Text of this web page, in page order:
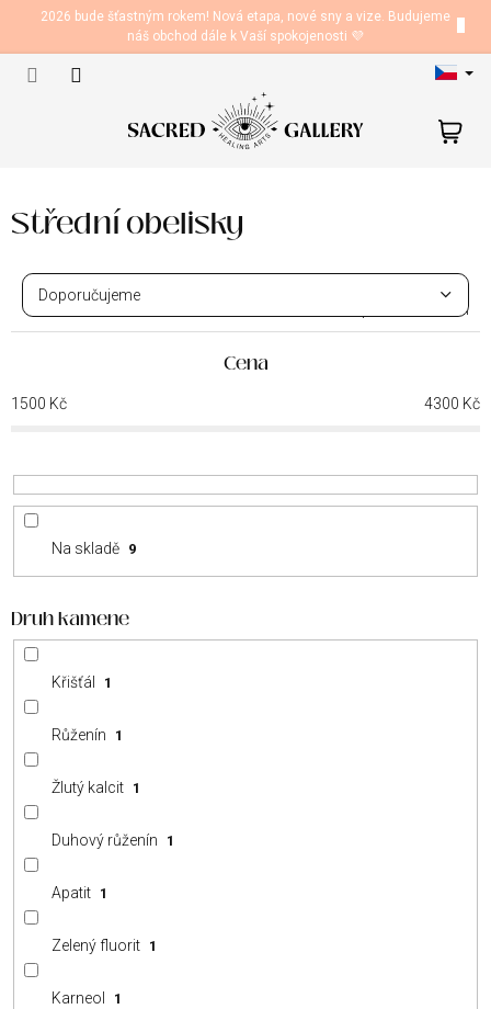
obsah
2026 bude šťastným rokem! Nová etapa, nové sny a vize. Budujeme
náš obchod dále k Vaší spokojenosti 💜
Střední obelisky
Ř
a
z
e
í
p
d
u
k
ů
Doporučujeme
Nejlevnější
položek celkem
Cena
1500 Kč 4300 Kč
Na skladě 9
Druh kamene
Křišťál 1
Růženín 1
Žlutý kalcit 1
Duhový růženín 1
Apatit 1
Zelený fluorit 1
Karneol 1